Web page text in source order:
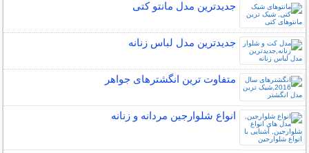
جدیدترین مدل مانتو کتی
جدیدترین مدل لباس زنانه
متفاوت ترین انگشترهای جواهر
انواع شلوارجین مردانه و زنانه